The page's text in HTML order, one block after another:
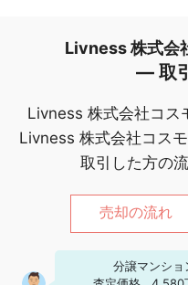
Livness 株式会
― 取
Livness 株式会社コス
Livness 株式会社コス
取引した方の
売却の流れ
分譲マンショ